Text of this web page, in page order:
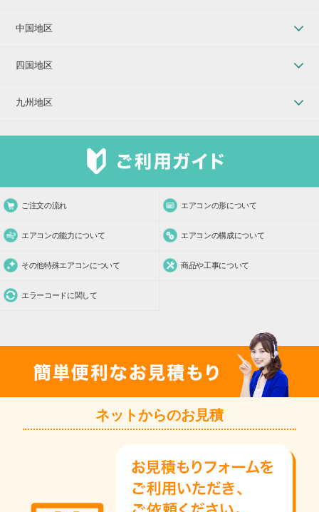
中国地区
四国地区
九州地区
ご注文の流れ エアコンの形について
エアコンの能力について エアコンの構成について
その他特殊エアコンについて 商品や工事について
エラーコードに関して
ネットからのお見積